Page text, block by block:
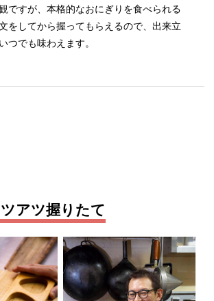
ですが、本格的なおにぎりを食べられる
をしてから握ってもらえるので、出来立
つでも味わえます。
アツ握りたて